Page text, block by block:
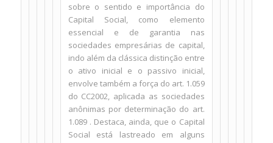
sobre o sentido e importância do
Capital Social, como elemento
essencial e de garantia nas
sociedades empresárias de capital,
indo além da clássica distinção entre
o ativo inicial e o passivo inicial,
envolve também a força do art. 1.059
do CC2002, aplicada as sociedades
anônimas por determinação do art.
1.089 . Destaca, ainda, que o Capital
Social está lastreado em alguns